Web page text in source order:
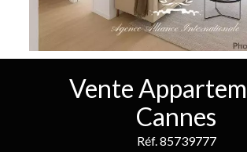
Vente
Cannes
Réf. 85739777